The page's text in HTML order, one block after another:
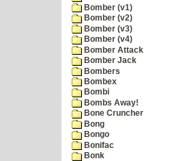
Bomber (v1)
Bomber (v2)
Bomber (v3)
Bomber (v4)
Bomber Attack
Bomber Jack
Bombers
Bombex
Bombi
Bombs Away!
Bone Cruncher
Bong
Bongo
Bonifac
Bonk